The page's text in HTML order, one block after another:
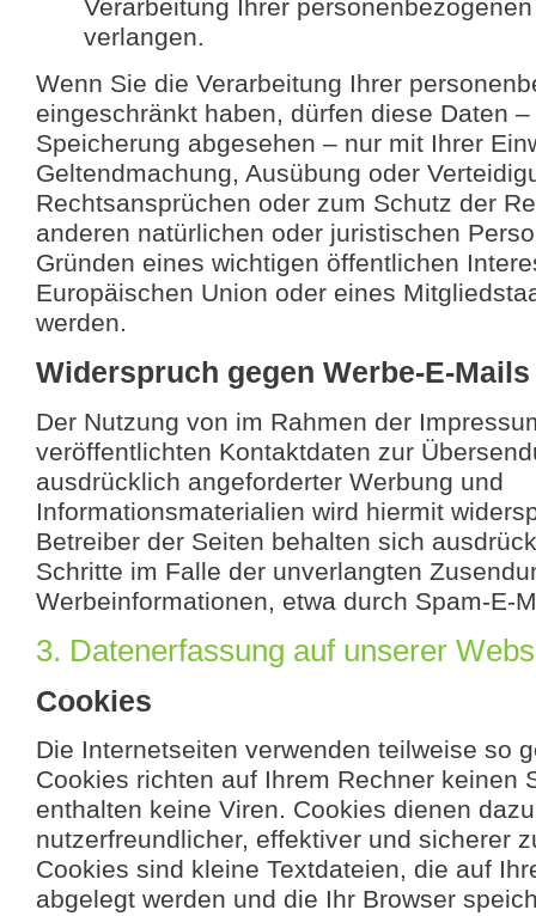
Verarbeitung Ihrer
verlangen.
Wenn Sie die Verarbeitung Ihrer
eingeschränkt haben, dürfen diese Daten
Speicherung abgesehen – nur mit Ihrer
Geltendmachung, Ausübung oder
Rechtsansprüchen oder zum Schutz der
anderen natürlichen oder juristischen
Gründen eines wichtigen öffentlichen
Europäischen Union oder eines
werden.
Widerspruch gegen Werbe-E-Mails
Der Nutzung von im Rahmen der
veröffentlichten Kontaktdaten zur
ausdrücklich angeforderter Werbung und
Informationsmaterialien wird hiermit
Betreiber der Seiten behalten sich
Schritte im Falle der unverlangten
Werbeinformationen, etwa durch Spam-E-
3. Datenerfassung auf unserer
Cookies
Die Internetseiten verwenden teilweise so
Cookies richten auf Ihrem Rechner keinen
enthalten keine Viren. Cookies dienen
nutzerfreundlicher, effektiver und sicherer
Cookies sind kleine Textdateien, die auf
abgelegt werden und die Ihr Browser